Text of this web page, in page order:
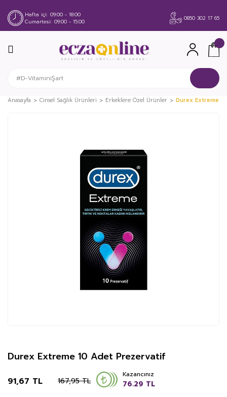
Hafta içi 09:00 - 18:00
Cumartesi 09:00 - 15:00 0850 302 17 65
Anasayfa Cinsel Sağlık Ürünleri Erkeklere Özel Ürünler Durex Extreme
Durex Extreme 10 Adet Prezervatif
91,67 TL 167,95 TL
Kazancınız
76.29 TL